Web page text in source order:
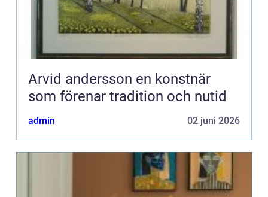
Arvid andersson en konstnär
som förenar tradition och nutid
admin 02 juni 2026